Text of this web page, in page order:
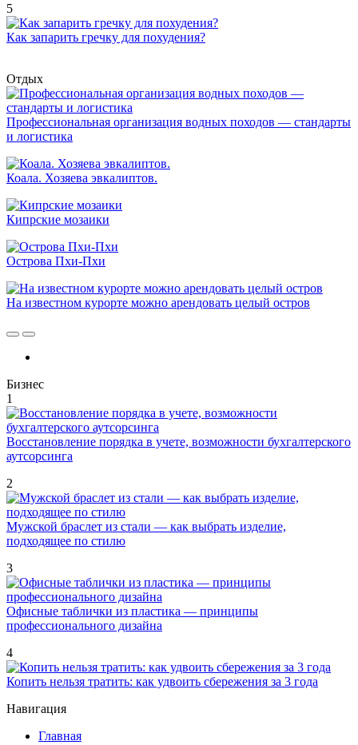
5
Как запарить гречку для похудения?
Отдых
Профессиональная организация водных походов — стандарты
и логистика
Коала. Хозяева эвкалиптов.
Кипрские мозаики
Острова Пхи-Пхи
На известном курорте можно арендовать целый остров
Бизнес
1
Восстановление порядка в учете, возможности бухгалтерского
аутсорсинга
2
Мужской браслет из стали — как выбрать изделие,
подходящее по стилю
3
Офисные таблички из пластика — принципы
профессионального дизайна
4
Копить нельзя тратить: как удвоить сбережения за 3 года
Навигация
Главная